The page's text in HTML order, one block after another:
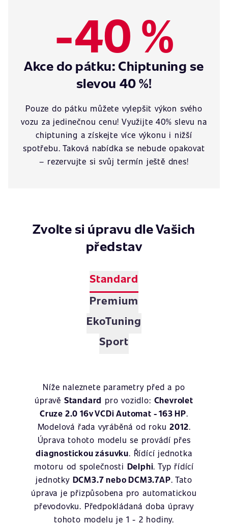
-40 %
Akce do pátku: Chiptuning se
slevou 40 %!
Pouze do pátku můžete vylepšit výkon svého
vozu za jedinečnou cenu! Využijte 40% slevu na
chiptuning a získejte více výkonu i nižší
spotřebu. Taková nabídka se nebude opakovat
– rezervujte si svůj termín ještě dnes!
Zvolte si úpravu dle Vašich
představ
Standard
Premium
EkoTuning
Sport
Níže naleznete parametry před a po
úpravě Standard pro vozidlo: Chevrolet
Cruze 2.0 16v VCDi Automat - 163 HP.
Modelová řada vyráběná od roku2012.
Úprava tohoto modelu se provádí přes
diagnostickou zásuvku. Řídící jednotka
motoru od společnosti Delphi. Typ řídící
jednotky DCM3.7 nebo DCM3.7AP. Tato
úprava je přizpůsobena pro automatickou
převodovku. Předpokládaná doba úpravy
tohoto modelu je 1 - 2 hodiny.